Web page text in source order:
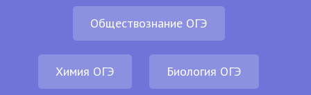
Обществознание ОГЭ
Химия ОГЭ Биология ОГЭ